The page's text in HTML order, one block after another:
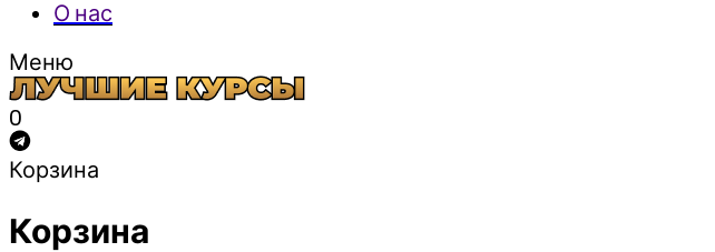
О нас
Меню
0
Корзина
Корзина